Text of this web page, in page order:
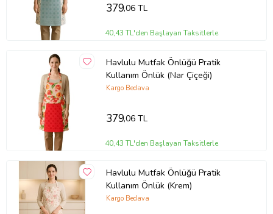
379,06 TL
40,43 TL'den Başlayan Taksitlerle
Havlulu Mutfak Önlüğü Pratik
Kullanım Önlük (Nar Çiçeği)
Kargo Bedava
379,06 TL
40,43 TL'den Başlayan Taksitlerle
Havlulu Mutfak Önlüğü Pratik
Kullanım Önlük (Krem)
Kargo Bedava